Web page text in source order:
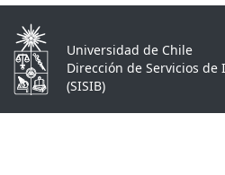
Universidad de Chile
Dirección de Servicios
(SISIB)